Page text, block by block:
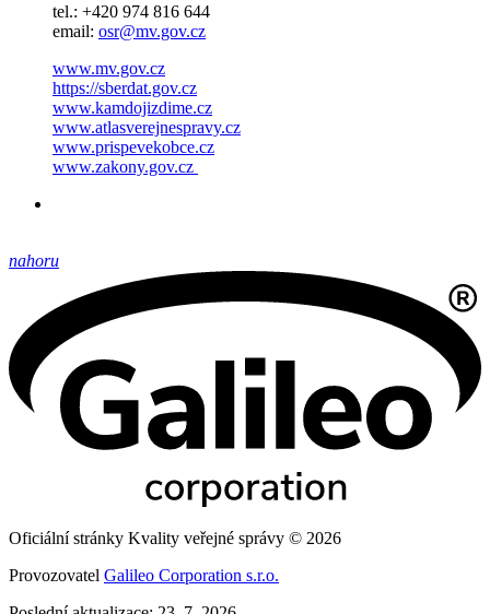
tel.: +420 974 816 644
email: osr@mv.gov.cz
www.mv.gov.cz
https://sberdat.gov.cz
www.kamdojizdime.cz
www.atlasverejnespravy.cz
www.prispevekobce.cz
www.zakony.gov.cz
nahoru
Oficiální stránky Kvality veřejné správy © 2026
Provozovatel Galileo Corporation s.r.o.